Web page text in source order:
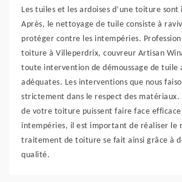
Les tuiles et les ardoises d’une toiture
Après, le nettoyage de tuile consiste à
protéger contre les intempéries.
toiture à Villeperdrix, couvreur Artisan
toute intervention de démoussage de tuile
adéquates. Les interventions que nous
strictement dans le respect des matériaux.
de votre toiture puissent faire face
intempéries, il est important de réaliser le
traitement de toiture se fait ainsi grâce à
qualité.